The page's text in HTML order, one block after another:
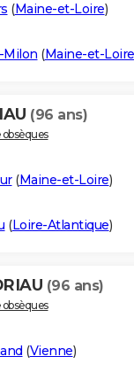
(Maine-et-Loire)
Milon (Maine-et-Loire
(96 ans)
(Maine-et-Loire)
(Loire-Atlantique)
(96 ans)
(Vienne)